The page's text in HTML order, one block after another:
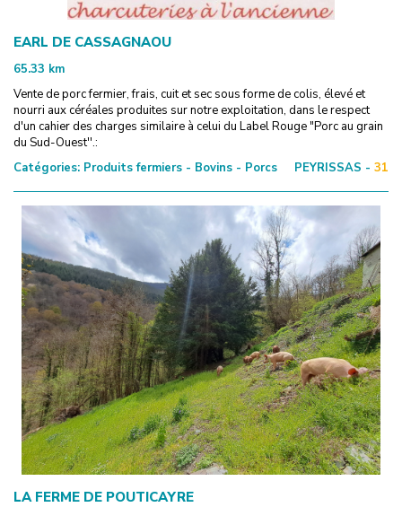
EARL DE CASSAGNAOU
65.33 km
Vente de porc fermier, frais, cuit et sec sous forme de colis, élevé et
nourri aux céréales produites sur notre exploitation, dans le respect
d'un cahier des charges similaire à celui du Label Rouge "Porc au grain
du Sud-Ouest''.:
Catégories: Produits fermiers - Bovins - Porcs PEYRISSAS - 31
LA FERME DE POUTICAYRE